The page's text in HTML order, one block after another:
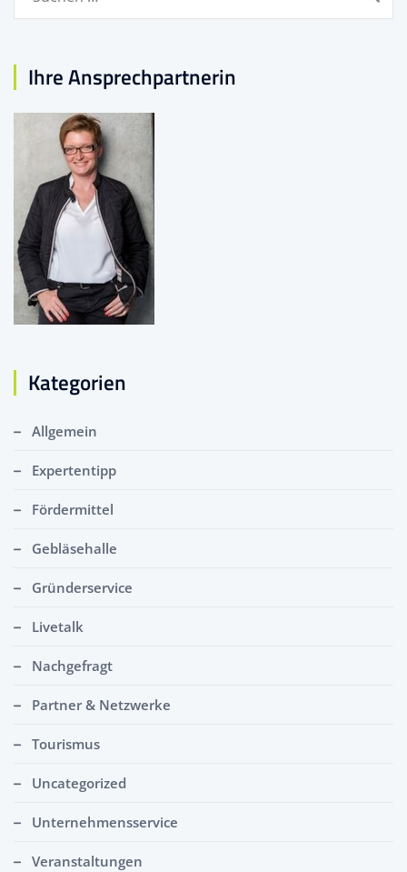
Ihre Ansprechpartnerin
Kategorien
Allgemein
Expertentipp
Fördermittel
Gebläsehalle
Gründerservice
Livetalk
Nachgefragt
Partner & Netzwerke
Tourismus
Uncategorized
Unternehmensservice
Veranstaltungen